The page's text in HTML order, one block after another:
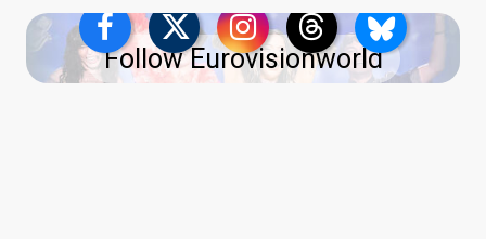
Follow Eurovisionworld